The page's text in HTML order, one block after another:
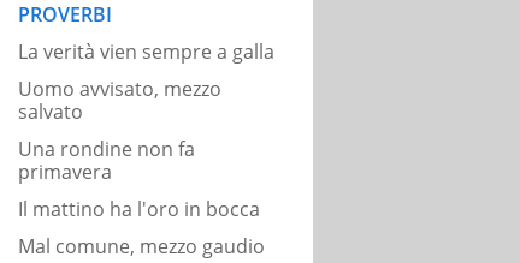
PROVERBI
La verità vien sempre a galla
Uomo avvisato, mezzo
salvato
Una rondine non fa
primavera
Il mattino ha l'oro in bocca
Mal comune, mezzo gaudio